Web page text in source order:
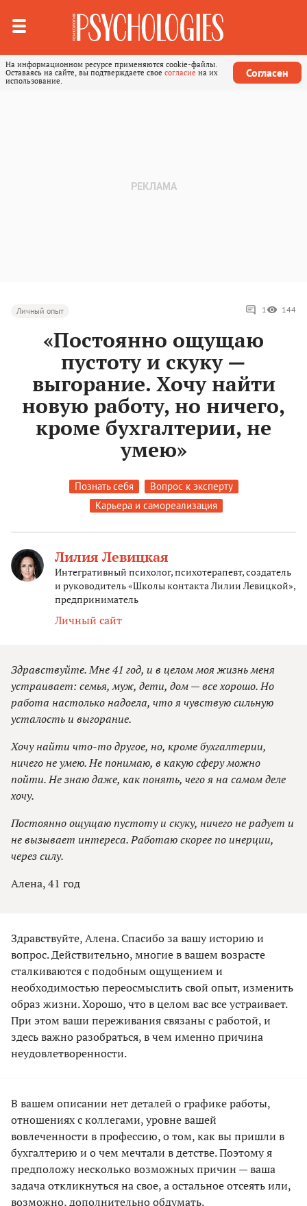
На информационном ресурсе применяются cookie-файлы.
Оставаясь на сайте, вы подтверждаете свое согласие на их
использование.
Согласен
Личный опыт 1 144
«Постоянно ощущаю
пустоту и скуку —
выгорание. Хочу найти
новую работу, но ничего,
кроме бухгалтерии, не
умею»
Познать себя
Вопрос к эксперту
Карьера и самореализация
Лилия Левицкая
Интегративный психолог, психотерапевт, создатель
и руководитель «Школы контакта Лилии Левицкой»,
предприниматель
Личный сайт
Здравствуйте. Мне 41 год, и в целом моя жизнь меня
устраивает: семья, муж, дети, дом — все хорошо. Но
работа настолько надоела, что я чувствую сильную
усталость и выгорание.
Хочу найти что-то другое, но, кроме бухгалтерии,
ничего не умею. Не понимаю, в какую сферу можно
пойти. Не знаю даже, как понять, чего я на самом деле
хочу.
Постоянно ощущаю пустоту и скуку, ничего не радует и
не вызывает интереса. Работаю скорее по инерции,
через силу.
Алена, 41 год
Здравствуйте, Алена. Спасибо за вашу историю и
вопрос. Действительно, многие в вашем возрасте
сталкиваются с подобным ощущением и
необходимостью переосмыслить свой опыт, изменить
образ жизни. Хорошо, что в целом вас все устраивает.
При этом ваши переживания связаны с работой, и
здесь важно разобраться, в чем именно причина
неудовлетворенности.
В вашем описании нет деталей о графике работы,
отношениях с коллегами, уровне вашей
вовлеченности в профессию, о том, как вы пришли в
бухгалтерию и о чем мечтали в детстве. Поэтому я
предположу несколько возможных причин — ваша
задача откликнуться на свое, а остальное отсеять или,
возможно, дополнительно обдумать.